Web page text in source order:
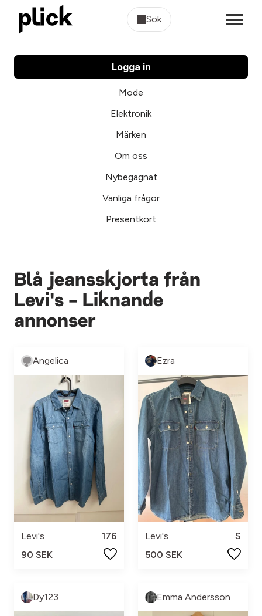
Sök
Logga in
Mode
Elektronik
Märken
Om oss
Nybegagnat
Vanliga frågor
Presentkort
Blå jeansskjorta från
Levi's - Liknande
annonser
Angelica
Levi's
176
90 SEK
Ezra
Levi's
S
500 SEK
Dy123 Emma Andersson